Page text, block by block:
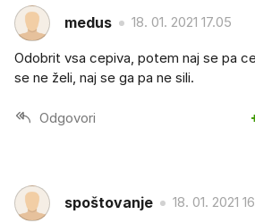
medus 18. 01. 2021 17.05
Odobrit vsa cepiva, potem naj se pa
se ne želi, naj se ga pa ne sili.
Odgovori
spoštovanje 18. 01. 2021